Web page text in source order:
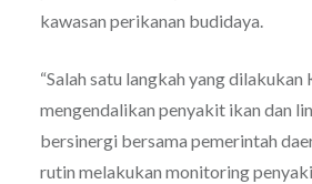
kawasan perikanan budidaya.
“Salah satu langkah yang dilakukan
mengendalikan penyakit ikan dan
bersinergi bersama pemerintah
rutin melakukan monitoring